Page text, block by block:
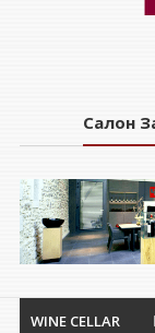
дегустации
Салон
WINE CELLAR